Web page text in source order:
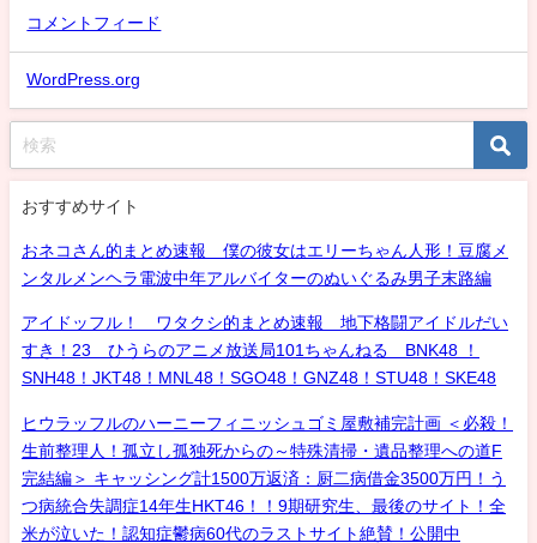
コメントフィード
WordPress.org
おすすめサイト
おネコさん的まとめ速報 僕の彼女はエリーちゃん人形！豆腐メ
ンタルメンヘラ電波中年アルバイターのぬいぐるみ男子末路編
アイドッフル！ ワタクシ的まとめ速報 地下格闘アイドルだい
すき！23 ひうらのアニメ放送局101ちゃんねる BNK48 ！
SNH48！JKT48！MNL48！SGO48！GNZ48！STU48！SKE48
ヒウラッフルのハーニーフィニッシュゴミ屋敷補完計画 ＜必殺！
生前整理人！孤立し孤独死からの～特殊清掃・遺品整理への道F
完結編＞ キャッシング計1500万返済：厨二病借金3500万円！う
つ病統合失調症14年生HKT46！！9期研究生、最後のサイト！全
米が泣いた！認知症鬱病60代のラストサイト絶賛！公開中